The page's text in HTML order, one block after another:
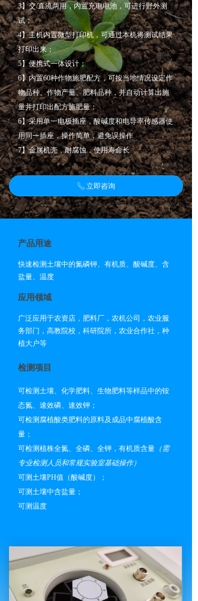
ꂅ 立即咨询
3】交/直流两用，内置充电电池，可进行野外测
试；
4】主机内置微型打印机，可通过本机将测试结果
打印出来；
5】便携式一体设计；
6】内置60种作物施肥配方，可按当地情况设定作
物品种、作物产量、肥料品种，并自动计算出施
量并打印出配方施肥量；
6】采用单一电极插座，酸碱度和电导率传感器使
用同一插座，操作简单，避免误操作
7】金属机壳，耐腐蚀，使用寿命长
产品用途
快速检测土壤中的氮磷钾、有机质、酸碱度、含
盐量、温度
应用领域
广泛应用于农资店，肥料厂，农机公司，农业服
务部门，高教院校，科研院所，农业合作社，种
植大户等
检测项目
可检测土壤、化学肥料、生物肥料等样品中的铵
态氮、速效磷、速效钾；
可检测腐植酸类肥料的原料及成品中腐植酸含
量；
可检测植株全氮、全磷、全钾，有机质含量 （需
专业检测人员和常规实验室基础操作）
可测土壤PH值（酸碱度）；
可测土壤中含盐量；
可测温度